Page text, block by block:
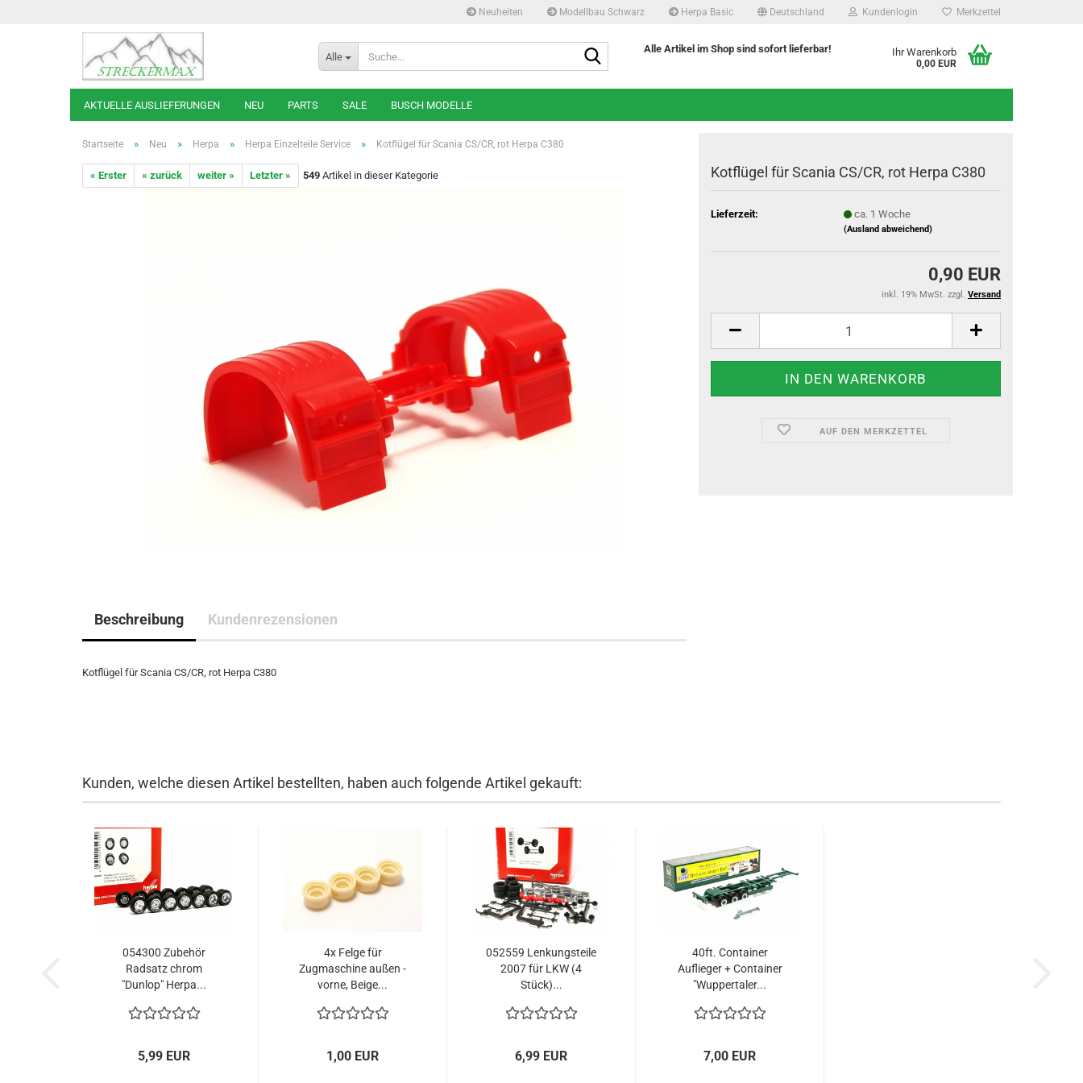
Neuheiten Modellbau Schwarz Herpa Basic Deutschland Kundenlogin Merkzettel
Alle
Alle Artikel im Shop sind sofort lieferbar! Ihr Warenkorb
0,00 EUR
AKTUELLE AUSLIEFERUNGEN NEU PARTS SALE BUSCH MODELLE
Startseite » Neu » Herpa » Herpa Einzelteile Service » Kotflügel für Scania CS/CR, rot Herpa C380
« Erster « zurück weiter » Letzter » 549 Artikel in dieser Kategorie Kotflügel für Scania CS/CR, rot Herpa C380
Lieferzeit: ca. 1 Woche
(Ausland abweichend)
0,90 EUR
inkl. 19% MwSt. zzgl. Versand
AUF DEN MERKZETTEL
Beschreibung Kundenrezensionen
Kotflügel für Scania CS/CR, rot Herpa C380
Kunden, welche diesen Artikel bestellten, haben auch folgende Artikel gekauft:
054300 Zubehör
Radsatz chrom
"Dunlop" Herpa...
5,99 EUR
4x Felge für
Zugmaschine außen -
vorne, Beige...
1,00 EUR
052559 Lenkungsteile
2007 für LKW (4
Stück)...
6,99 EUR
40ft. Container
Auflieger + Container
"Wuppertaler...
7,00 EUR